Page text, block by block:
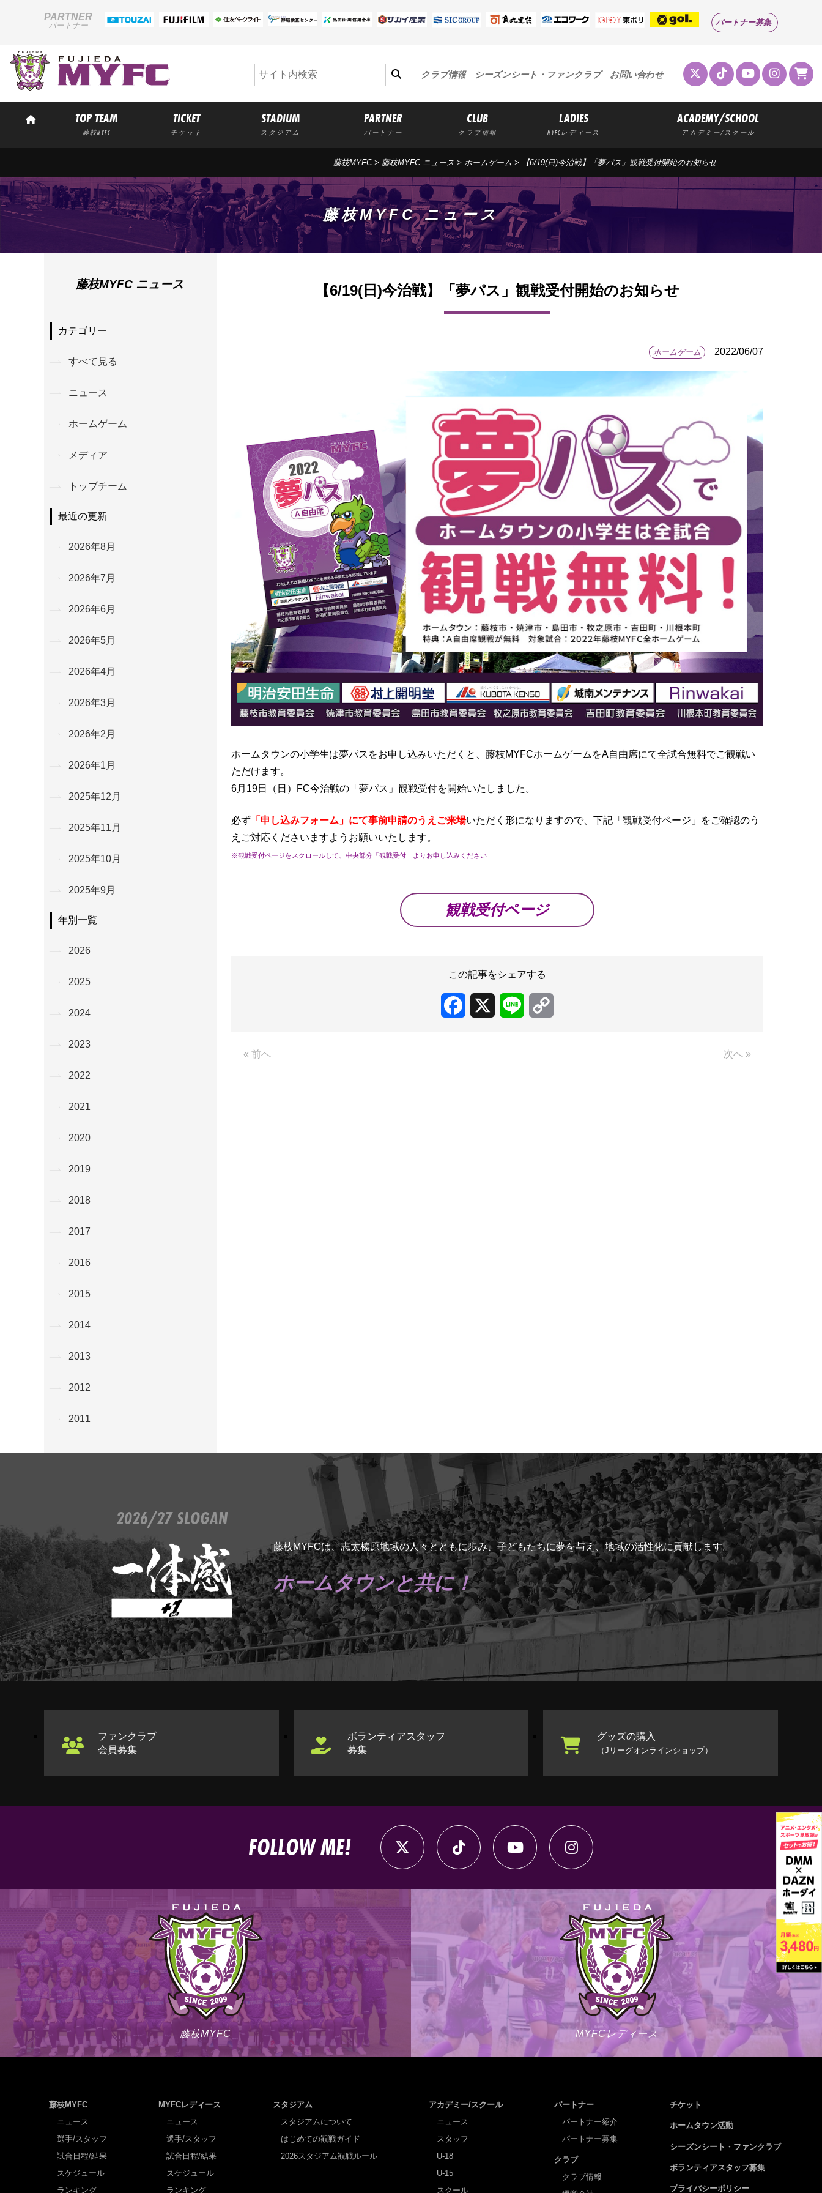
PARTNER
パートナー パートナー募集
クラブ情報 シーズンシート・ファンクラブ お問い合わせ
TOP TEAM
藤枝MYFC
TICKET
チケット
STADIUM
スタジアム
PARTNER
パートナー
CLUB
クラブ情報
LADIES
MYFCレディース
ACADEMY/SCHOOL
アカデミー/スクール
藤枝MYFC> 藤枝MYFC ニュース > ホームゲーム > 【6/19(日)今治戦】「夢パス」観戦受付開始のお知らせ
藤枝MYFC ニュース
【6/19(日)今治戦】「夢パス」観戦受付開始のお知らせ
ホームゲーム 2022/06/07
ホームタウンの小学生は夢パスをお申し込みいただくと、藤枝MYFCホームゲームをA自由席にて全試合無料でご観戦い
ただけます。
6月19日（日）FC今治戦の「夢パス」観戦受付を開始いたしました。
必ず「申し込みフォーム」にて事前申請のうえご来場いただく形になりますので、下記「観戦受付ページ」をご確認のう
えご対応くださいますようお願いいたします。
※観戦受付ページをスクロールして、中央部分「観戦受付」よりお申し込みください
観戦受付ページ
この記事をシェアする
Facebook Line
« 前へ 次へ »
藤枝MYFC ニュース
カテゴリー
すべて見る
ニュース
ホームゲーム
メディア
トップチーム
最近の更新
2026年8月
2026年7月
2026年6月
2026年5月
2026年4月
2026年3月
2026年2月
2026年1月
2025年12月
2025年11月
2025年10月
2025年9月
年別一覧
2026
2025
2024
2023
2022
2021
2020
2019
2018
2017
2016
2015
2014
2013
2012
2011
2026/27 SLOGAN
藤枝MYFCは、志太榛原地域の人々とともに歩み、子どもたちに夢を与え、地域の活性化に貢献します。
ホームタウンと共に！
ファンクラブ
会員募集
ボランティアスタッフ
募集
グッズの購入
（Jリーグオンラインショップ）
FOLLOW ME!
藤枝MYFC MYFCレディース
藤枝MYFC
ニュース
選手/スタッフ
試合日程/結果
スケジュール
ランキング
MYFCレディース
ニュース
選手/スタッフ
試合日程/結果
スケジュール
ランキング
スタジアム
スタジアムについて
はじめての観戦ガイド
2026スタジアム観戦ルール
アカデミー/スクール
ニュース
スタッフ
U-18
U-15
スクール
パートナー
パートナー紹介
パートナー募集
クラブ
クラブ情報
チケット
ホームタウン活動
シーズンシート・ファンクラブ
ボランティアスタッフ募集
プライバシーポリシー